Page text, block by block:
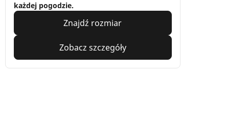
każdej pogodzie.
Znajdź rozmiar
Zobacz szczegóły